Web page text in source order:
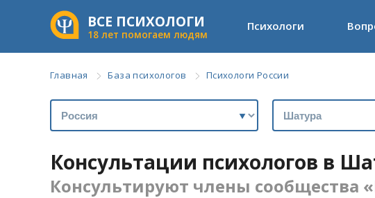
ВСЕ ПСИХОЛОГИ
18 лет помогаем людям
Психологи
Главная База психологов Психологи России
Консультации психологов в
Консультируют члены сообщества